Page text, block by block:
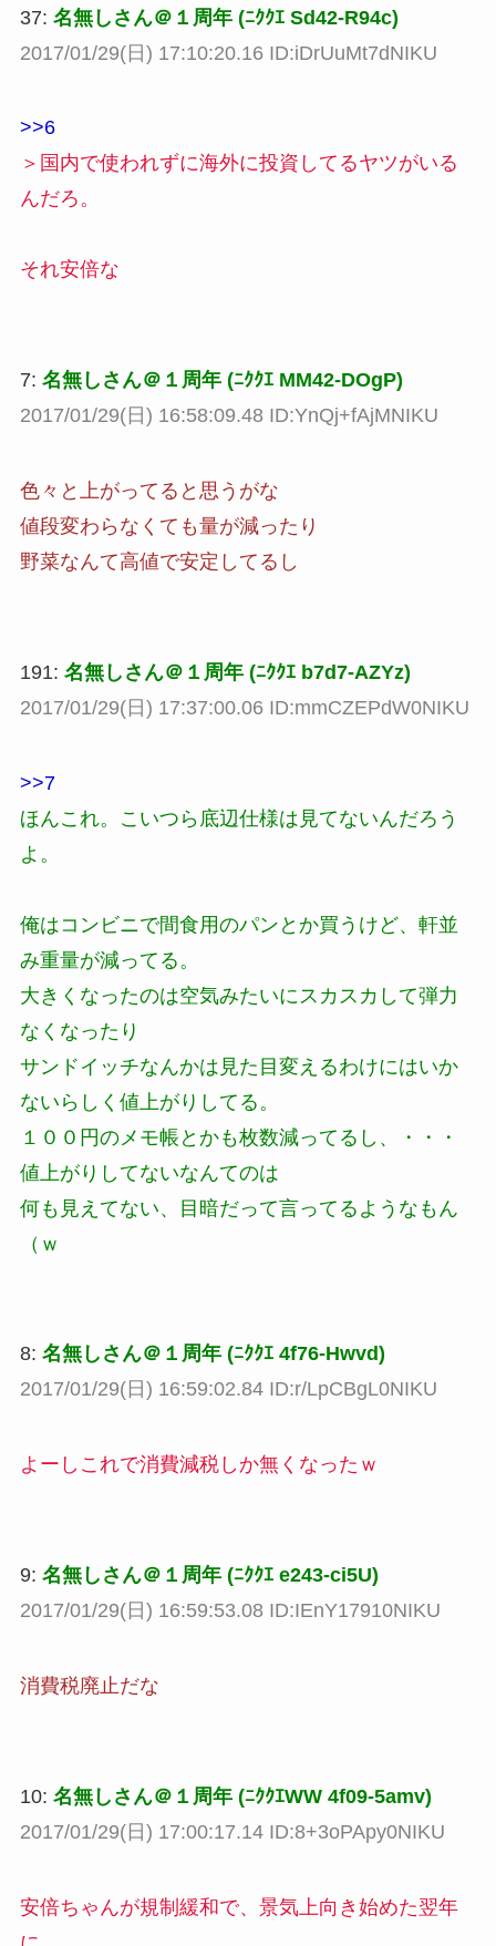
37: 名無しさん＠１周年 (ﾆｸｸｴ Sd42-R94c)
2017/01/29(日) 17:10:20.16 ID:iDrUuMt7dNIKU
>>6
＞国内で使われずに海外に投資してるヤツがいる
んだろ。
それ安倍な
7: 名無しさん＠１周年 (ﾆｸｸｴ MM42-DOgP)
2017/01/29(日) 16:58:09.48 ID:YnQj+fAjMNIKU
色々と上がってると思うがな
値段変わらなくても量が減ったり
野菜なんて高値で安定してるし
191: 名無しさん＠１周年 (ﾆｸｸｴ b7d7-AZYz)
2017/01/29(日) 17:37:00.06 ID:mmCZEPdW0NIKU
>>7
ほんこれ。こいつら底辺仕様は見てないんだろう
よ。
俺はコンビニで間食用のパンとか買うけど、軒並
み重量が減ってる。
大きくなったのは空気みたいにスカスカして弾力
なくなったり
サンドイッチなんかは見た目変えるわけにはいか
ないらしく値上がりしてる。
１００円のメモ帳とかも枚数減ってるし、・・・
値上がりしてないなんてのは
何も見えてない、目暗だって言ってるようなもん
（ｗ
8: 名無しさん＠１周年 (ﾆｸｸｴ 4f76-Hwvd)
2017/01/29(日) 16:59:02.84 ID:r/LpCBgL0NIKU
よーしこれで消費減税しか無くなったｗ
9: 名無しさん＠１周年 (ﾆｸｸｴ e243-ci5U)
2017/01/29(日) 16:59:53.08 ID:IEnY17910NIKU
消費税廃止だな
10: 名無しさん＠１周年 (ﾆｸｸｴWW 4f09-5amv)
2017/01/29(日) 17:00:17.14 ID:8+3oPApy0NIKU
安倍ちゃんが規制緩和で、景気上向き始めた翌年